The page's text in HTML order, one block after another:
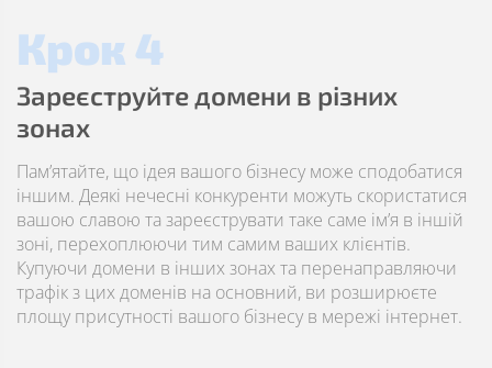
Крок 4
Зареєструйте домени в різних
зонах
Пам’ятайте, що ідея вашого бізнесу може сподобатися
іншим. Деякі нечесні конкуренти можуть скористатися
вашою славою та зареєструвати таке саме ім’я в іншій
зоні, перехоплюючи тим самим ваших клієнтів.
Купуючи домени в інших зонах та перенаправляючи
трафік з цих доменів на основний, ви розширюєте
площу присутності вашого бізнесу в мережі інтернет.